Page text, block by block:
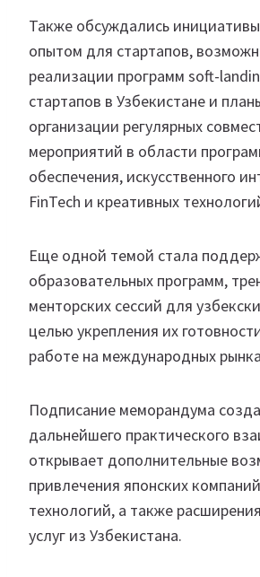
Также обсуждались
опытом для стартапов,
реализации программ soft-
стартапов в Узбекистане и
организации регулярных
мероприятий в области
обеспечения, искусственного
FinTech и креативных
Еще одной темой стала
образовательных программ,
менторских сессий для
целью укрепления их
работе на международных
Подписание меморандума
дальнейшего практического
открывает дополнительные
привлечения японских
технологий, а также
услуг из Узбекистана.